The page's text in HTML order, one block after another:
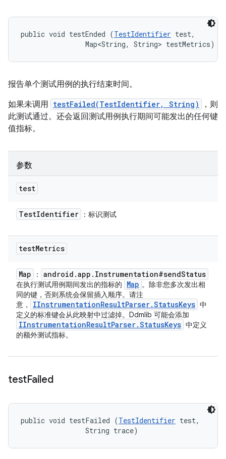
public void testEnded (TestIdentifier test,
                Map<String, String> testMetrics)
报告单个测试用例的执行结束时间。
如果未调用 testFailed(TestIdentifier, String)
，则
此测试通过。还会返回测试用例执行期间可能发出的任何键
值指标。
参数
test
TestIdentifier ：标识测试
testMetrics
Map ： android .app . Instrumentation#sendStatus
在执行测试用例期间发出的指标的 Map 。除非您多次发出相
同的键，否则系统会保留插入顺序。请注
意，
IInstrumentationResultParser.StatusKeys 中
定义的标准键会从此映射中过滤掉。Ddmlib 可能会添加
IInstrumentationResultParser.StatusKeys 中定义
的额外测试指标。
testFailed
public void testFailed (TestIdentifier test,
                String trace)